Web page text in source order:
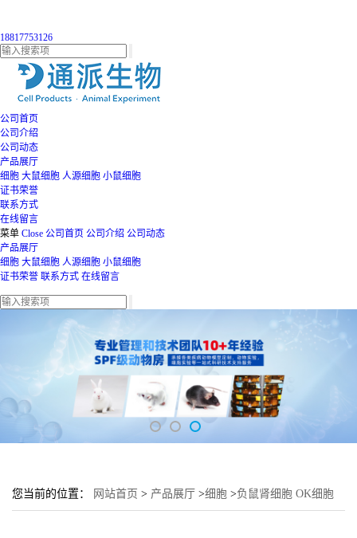
18817753126
公司首页
公司介绍
公司动态
产品展厅
细胞 大鼠细胞 人源细胞 小鼠细胞
证书荣誉
联系方式
在线留言
菜单 Close 公司首页 公司介绍 公司动态
产品展厅
细胞 大鼠细胞 人源细胞 小鼠细胞
证书荣誉 联系方式 在线留言
您当前的位置： 网站首页 > 产品展厅 >细胞 >负鼠肾细胞 OK细胞